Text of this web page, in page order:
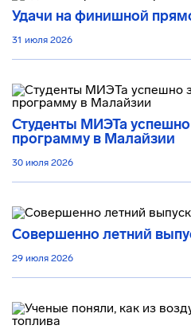
Удачи на финишной
31 июля 2026
Студенты МИЭТа
программу в Малайзии
30 июля 2026
Совершенно летний
29 июля 2026